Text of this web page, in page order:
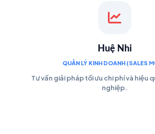
Huệ Nhi
QUẢN LÝ KINH DOANH (SALES
Tư vấn giải pháp tối ưu chi phí và hiệu
nghiệp.